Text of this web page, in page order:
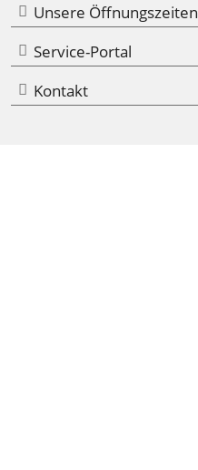
Unsere Öffnungszeiten
Service-Portal
Kontakt